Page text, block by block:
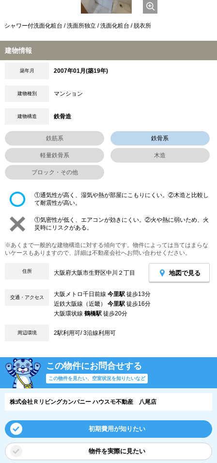
シャワー付洗面化粧台 / 洗面所独立 / 洗面化粧台 / 脱衣所
建物情報
築年月 2007年01月(築19年)
建物種別 マンション
建物構造 鉄骨造
鉄筋系 鉄骨系
軽量鉄骨系 木造
ブロック・その他
①通気性が高く、湿気や熱が部屋にこもりにくい。②木造と比較し
て耐震性が高い。
①気密性が低く、エアコンが効きにくい。②火や熱に弱いため、火
災時にリスクがある。
※あくまで一般的な建物構造に対する傾向です。物件によっては当てはまらな
いケースもありますので、詳細は不動産会社へお問い合わせください。
住所 大阪府大阪市生野区中川２丁目 地図で見る
交通・アクセス 大阪メトロ千日前線 今里駅 徒歩13分
近鉄大阪線（近畿）
今里駅 徒歩16分
大阪環状線 鶴橋駅 徒歩20分
周辺環境 2駅利用可/ 3沿線利用可
この物件にお問合せする
この物件を見たい、空室状況を知りたいなど
株式会社Ｒリビングカンパニー ハウスモ不動産 八尾店
初期費用が知りたい
物件を実際に見たい